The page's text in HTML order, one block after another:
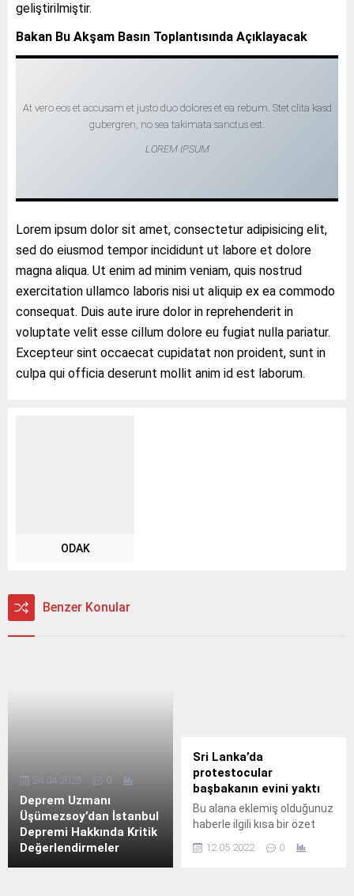
geliştirilmiştir.
Bakan Bu Akşam Basın Toplantısında Açıklayacak
At vero eos et accusam et justo duo dolores et ea rebum. Stet clita kasd
gubergren, no sea takimata sanctus est.
LOREM IPSUM
Lorem ipsum dolor sit amet, consectetur adipisicing elit,
sed do eiusmod tempor incididunt ut labore et dolore
magna aliqua. Ut enim ad minim veniam, quis nostrud
exercitation ullamco laboris nisi ut aliquip ex ea commodo
consequat. Duis aute irure dolor in reprehenderit in
voluptate velit esse cillum dolore eu fugiat nulla pariatur.
Excepteur sint occaecat cupidatat non proident, sunt in
culpa qui officia deserunt mollit anim id est laborum.
ODAK
Benzer Konular
Deprem Uzmanı
Üşümezsoy’dan İstanbul
Depremi Hakkında Kritik
Değerlendirmeler
24.04.2025 0
Sri Lanka’da
protestocular
başbakanın evini yaktı
Bu alana eklemiş olduğunuz
haberle ilgili kısa bir özet
bilgisi ekleyebilirsiniz. Bu
metin yazı düzenleme
12.05.2022 0